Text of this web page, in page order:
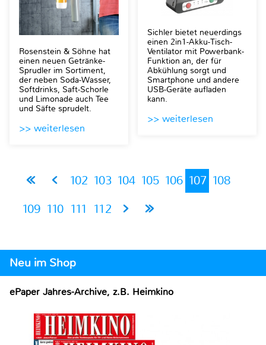
Rosenstein & Söhne hat
einen neuen Getränke-
Sprudler im Sortiment,
der neben Soda-Wasser,
Softdrinks, Saft-Schorle
und Limonade auch Tee
und Säfte sprudelt.
>> weiterlesen
Sichler bietet neuerdings
einen 2in1-Akku-Tisch-
Ventilator mit Powerbank-
Funktion an, der für
Abkühlung sorgt und
Smartphone und andere
USB-Geräte aufladen
kann.
>> weiterlesen
102 103 104 105 106 107 108
109 110 111 112
Neu im Shop
ePaper Jahres-Archive, z.B. Heimkino